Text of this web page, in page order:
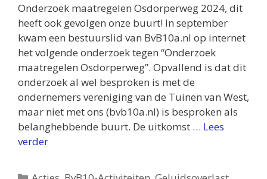
Onderzoek maatregelen Osdorperweg 2024, dit
heeft ook gevolgen onze buurt! In september
kwam een bestuurslid van BvB10a.nl op internet
het volgende onderzoek tegen “Onderzoek
maatregelen Osdorperweg”. Opvallend is dat dit
onderzoek al wel besproken is met de
ondernemers vereniging van de Tuinen van West,
maar niet met ons (bvb10a.nl) is besproken als
belanghebbende buurt. De uitkomst … Lees
verder
Categorieën